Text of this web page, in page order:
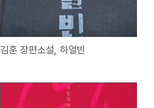
김훈 장편소설, 하얼빈